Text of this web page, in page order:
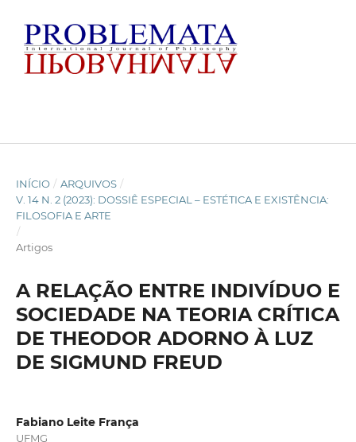
INÍCIO / ARQUIVOS /
V. 14 N. 2 (2023): DOSSIÊ ESPECIAL – ESTÉTICA E EXISTÊNCIA:
FILOSOFIA E ARTE
/
Artigos
A RELAÇÃO ENTRE INDIVÍDUO E
SOCIEDADE NA TEORIA CRÍTICA
DE THEODOR ADORNO À LUZ
DE SIGMUND FREUD
Fabiano Leite França
UFMG